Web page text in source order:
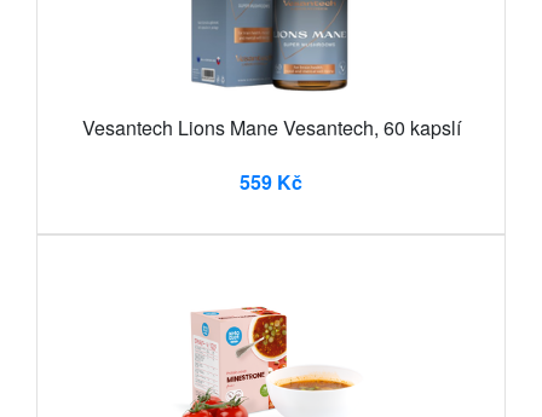
Vesantech Lions Mane Vesantech, 60 kapslí
559 Kč